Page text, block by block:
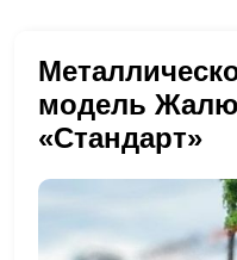
модель
«Стандарт»